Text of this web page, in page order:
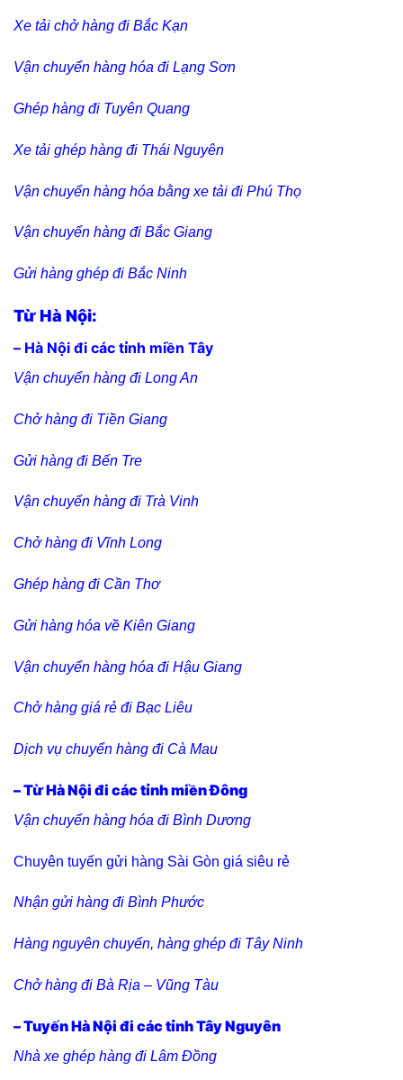
Xe tải chở hàng đi Bắc Kạn
Vận chuyển hàng hóa đi Lạng Sơn
Ghép hàng đi Tuyên Quang
Xe tải ghép hàng đi Thái Nguyên
Vận chuyển hàng hóa bằng xe tải đi Phú Thọ
Vận chuyển hàng đi Bắc Giang
Gửi hàng ghép đi Bắc Ninh
Từ Hà Nội:
– Hà Nội đi các tỉnh miền Tây
Vận chuyển hàng đi Long An
Chở hàng đi Tiền Giang
Gửi hàng đi Bến Tre
Vận chuyển hàng đi Trà Vinh
Chở hàng đi Vĩnh Long
Ghép hàng đi Cần Thơ
Gửi hàng hóa về Kiên Giang
Vận chuyển hàng hóa đi Hậu Giang
Chở hàng giá rẻ đi Bạc Liêu
Dịch vụ chuyển hàng đi Cà Mau
– Từ Hà Nội đi các tỉnh miền Đông
Vận chuyển hàng hóa đi Bình Dương
Chuyên tuyến gửi hàng Sài Gòn giá siêu rẻ
Nhận gửi hàng đi Bình Phước
Hàng nguyên chuyến, hàng ghép đi Tây Ninh
Chở hàng đi Bà Rịa – Vũng Tàu
– Tuyến Hà Nội đi các tỉnh Tây Nguyên
Nhà xe ghép hàng đi Lâm Đồng